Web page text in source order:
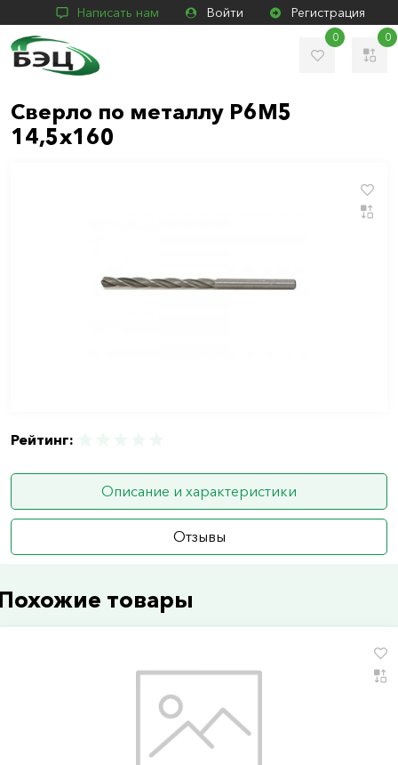
Написать нам Войти Регистрация
0 0
Сверло по металлу Р6М5
14,5х160
Рейтинг:
Описание и характеристики
Отзывы
товары